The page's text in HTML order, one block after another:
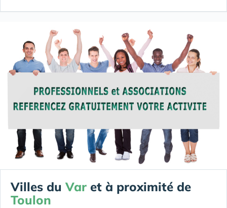
Villes du Var et à proximité de
Toulon